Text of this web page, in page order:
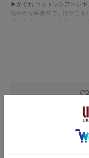
▶︎かぐれ コットンシアーレギ
軽やかな綿素材で、汗がこも
ハリのあるポリエステル
やや光沢感があり、ラフす